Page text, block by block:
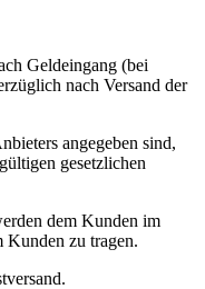
Geldeingang (bei
nach Versand der
angegeben sind,
gesetzlichen
dem Kunden im
Kunden zu tragen.